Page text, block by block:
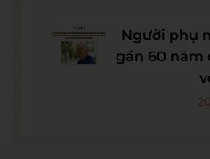
Người phụ
gần 60 năm